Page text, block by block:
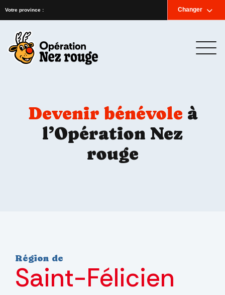
Votre province : Changer
Nous joindre English
Devenir bénévole à
l’Opération Nez
rouge
Région de
Saint-Félicien